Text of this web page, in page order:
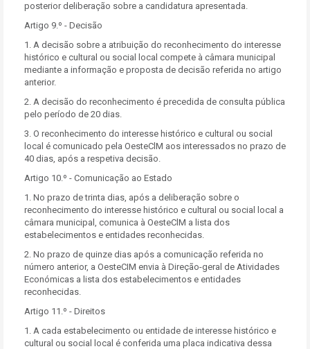
posterior deliberação sobre a candidatura apresentada.
Artigo 9.º - Decisão
1. A decisão sobre a atribuição do reconhecimento do interesse
histórico e cultural ou social local compete à câmara municipal
mediante a informação e proposta de decisão referida no artigo
anterior.
2. A decisão do reconhecimento é precedida de consulta pública
pelo período de 20 dias.
3. O reconhecimento do interesse histórico e cultural ou social
local é comunicado pela OesteClM aos interessados no prazo de
40 dias, após a respetiva decisão.
Artigo 10.º - Comunicação ao Estado
1. No prazo de trinta dias, após a deliberação sobre o
reconhecimento do interesse histórico e cultural ou social local a
câmara municipal, comunica à OesteClM a lista dos
estabelecimentos e entidades reconhecidas.
2. No prazo de quinze dias após a comunicação referida no
número anterior, a OesteCIM envia à Direção-geral de Atividades
Económicas a lista dos estabelecimentos e entidades
reconhecidas.
Artigo 11.º - Direitos
1. A cada estabelecimento ou entidade de interesse histórico e
cultural ou social local é conferida uma placa indicativa dessa